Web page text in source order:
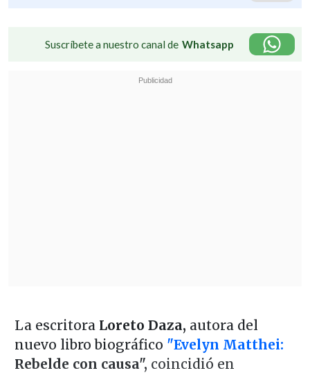
Suscríbete a nuestro canal de Whatsapp
La escritoraLoreto Daza, autora del
nuevo libro biográfico "Evelyn Matthei:
Rebelde con causa", coincidió en